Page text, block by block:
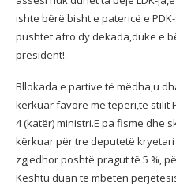
ishte bërë bisht e patericë e
pushtet afro dy dekada,duke e
president!.
Bllokada e partive të mëdha,u
kërkuar favore me tepëri,të stilit
4 (katër) ministri.E pa fisme dhe
kërkuar për tre deputetë
zgjedhor poshtë pragut të 5 %,
Kështu duan të mbetën